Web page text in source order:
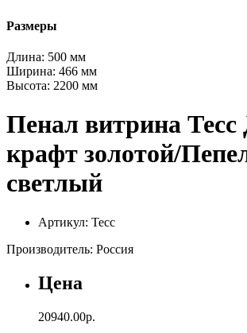
Размеры
Длина: 500 мм
Ширина: 466 мм
Высота: 2200 мм
Пенал витрина Тесс
крафт золотой/
светлый
Артикул: Тесс
Производитель: Россия
Цена
20940.00р.